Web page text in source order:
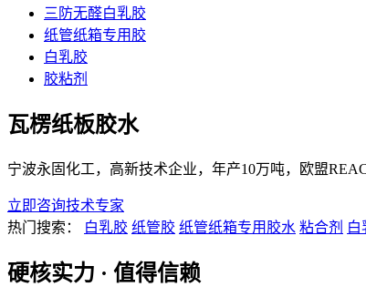
三防无醛白乳胶
纸管纸箱专用胶
白乳胶
胶粘剂
瓦楞纸板胶水
宁波永固化工，高新技术企业，年产10万吨，欧盟
立即咨询技术专家
热门搜索：
白乳胶 纸管胶 纸管纸箱专用胶水 粘合剂 白
硬核实力 · 值得信赖